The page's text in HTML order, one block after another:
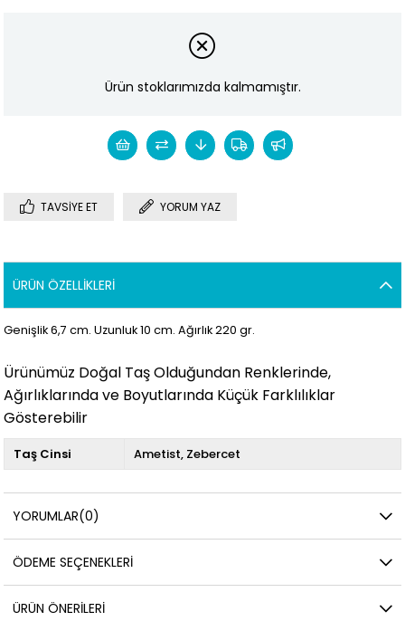
Ürün stoklarımızda kalmamıştır.
TAVSIYE ET YORUM YAZ
ÜRÜN ÖZELLIKLERI
Genişlik 6,7 cm. Uzunluk 10 cm. Ağırlık 220 gr.
Ürünümüz Doğal Taş Olduğundan Renklerinde,
Ağırlıklarında ve Boyutlarında Küçük Farklılıklar
Gösterebilir
Taş Cinsi Ametist Zebercet
YORUMLAR(0)
ÖDEME SEÇENEKLERI
ÜRÜN ÖNERILERI